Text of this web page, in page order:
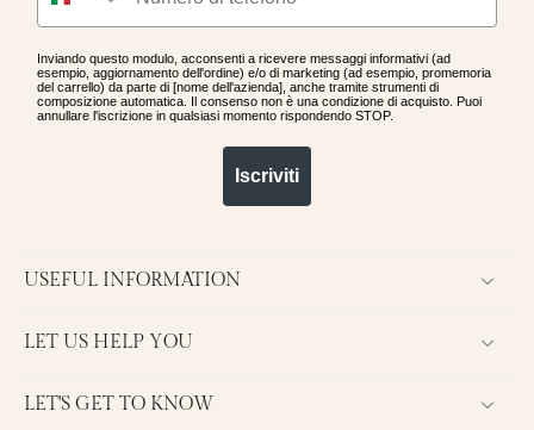
Inviando questo modulo, acconsenti a ricevere messaggi informativi (ad
esempio, aggiornamento dell'ordine) e/o di marketing (ad esempio, promemoria
del carrello) da parte di [nome dell'azienda], anche tramite strumenti di
composizione automatica. Il consenso non è una condizione di acquisto. Puoi
annullare l'iscrizione in qualsiasi momento rispondendo STOP.
Iscriviti
USEFUL INFORMATION
LET US HELP YOU
LET'S GET TO KNOW